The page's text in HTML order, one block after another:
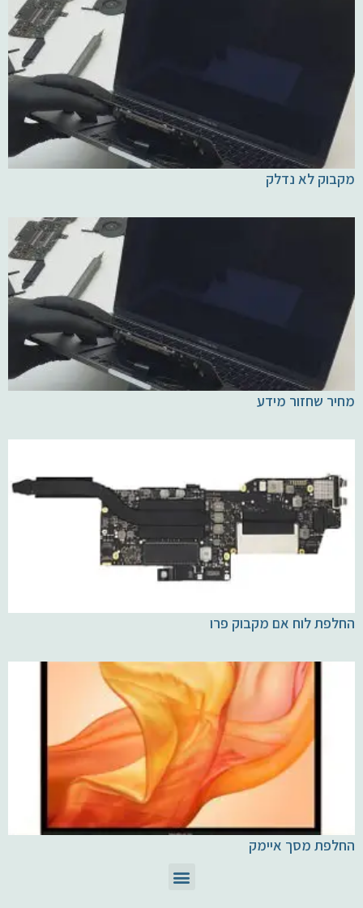
מקבוק לא נדלק
מחיר שחזור מידע
החלפת לוח אם מקבוק פרו
החלפת מסך איימק